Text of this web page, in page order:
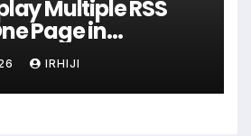
Multiple RSS
Page in
IRHIJI